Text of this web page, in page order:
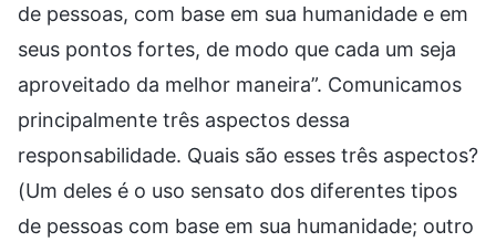
de pessoas, com base em sua humanidade e em
seus pontos fortes, de modo que cada um seja
aproveitado da melhor maneira”. Comunicamos
principalmente três aspectos dessa
responsabilidade. Quais são esses três aspectos?
(Um deles é o uso sensato dos diferentes tipos
de pessoas com base em sua humanidade; outro